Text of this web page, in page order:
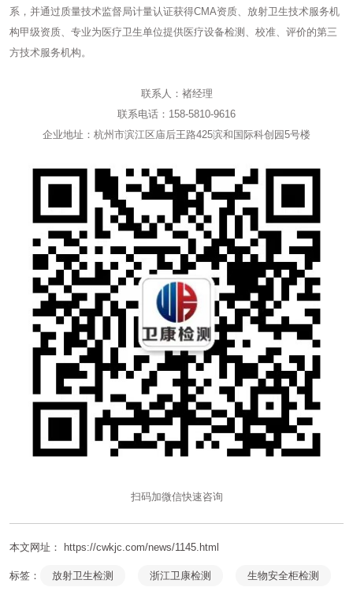
系，并通过质量技术监督局计量认证获得CMA资质、放射卫生技术服务机
构甲级资质、专业为医疗卫生单位提供医疗设备检测、校准、评价的第三
方技术服务机构。
联系人：褚经理
联系电话：158-5810-9616
企业地址：杭州市滨江区庙后王路425滨和国际科创园5号楼
扫码加微信快速咨询
本文网址： https://cwkjc.com/news/1145.html
标签： 放射卫生检测 浙江卫康检测 生物安全柜检测